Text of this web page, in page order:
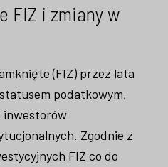
FIZ i zmiany w
(FIZ) przez lata
podatkowym,
inwestorów
Zgodnie z
FIZ co do